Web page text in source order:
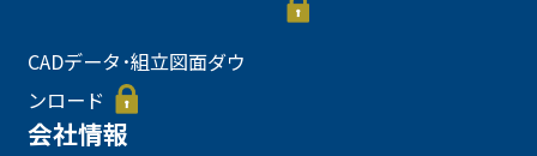
CADデータ･組立図面ダウ
ンロード
会社情報